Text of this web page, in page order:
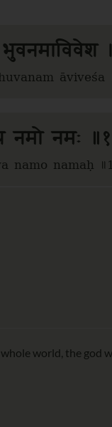
।
āviveśa
नमो नमः
namo namaḥ
world, the god